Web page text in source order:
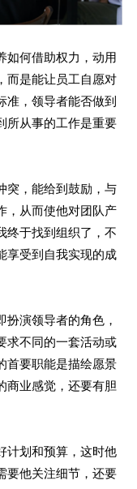
如何借助权力，动用
而是能让员工自愿对
准，领导者能否做到
所从事的工作是重要
突，能给到鼓励，与
，从而使他对团队产
终于找到组织了，不
享受到自我实现的成
演领导者的角色，
求不同的一套活动或
首要职能是描绘愿景
商业感觉，还要有胆
计划和预算，这时他
要他关注细节，还要